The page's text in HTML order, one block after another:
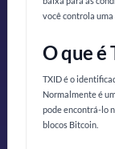
você controla uma
O que é
TXID é o
Normalmente é
pode encontrá-lo
blocos Bitcoin.